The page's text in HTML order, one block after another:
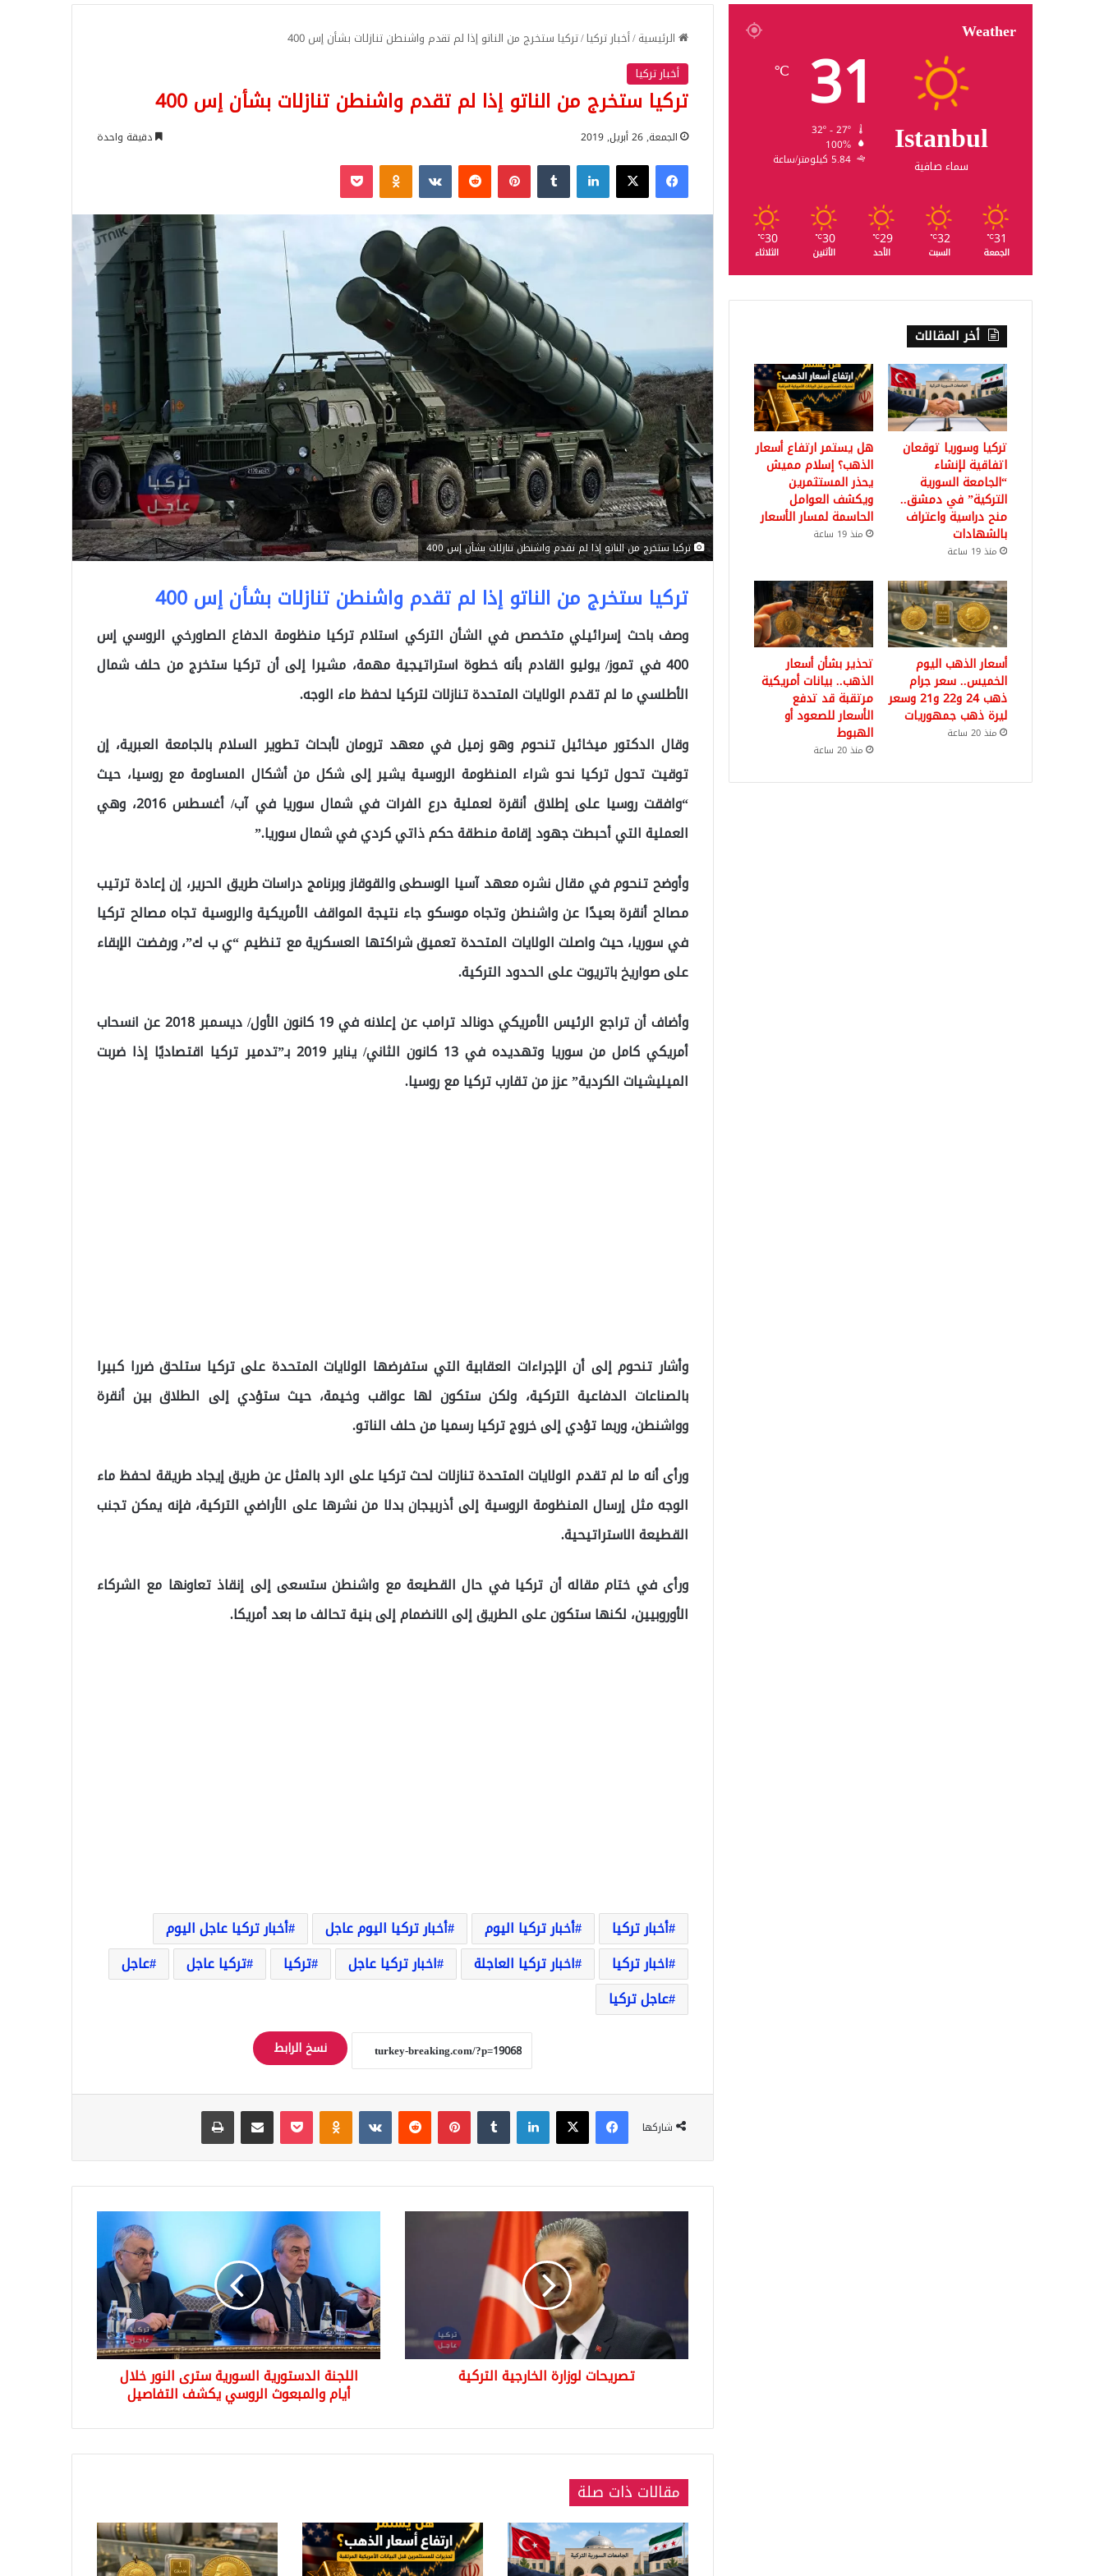
الرئيسية/أخبار تركيا/تركيا ستخرج من الناتو إذا لم تقدم واشنطن تنازلات بشأن إس 400
أخبار تركيا
تركيا ستخرج من الناتو إذا لم تقدم واشنطن تنازلات بشأن إس 400
الجمعة, 26 أبريل, 2019 دقيقة واحدة
فيسبوك‫X لينكدإن بينتيريست Odnoklassniki
‫Pocket
تركيا ستخرج من الناتو إذا لم تقدم واشنطن تنازلات بشأن إس 400
تركيا ستخرج من الناتو إذا لم تقدم واشنطن تنازلات بشأن إس 400
وصف باحث إسرائيلي متخصص في الشأن التركي استلام تركيا منظومة الدفاع الصاورخي الروسي إس
400 في تموز/ يوليو القادم بأنه خطوة استراتيجية مهمة، مشيرا إلى أن تركيا ستخرج من حلف شمال
الأطلسي ما لم تقدم الولايات المتحدة تنازلات لتركيا لحفظ ماء الوجه.
وقال الدكتور ميخائيل تنحوم وهو زميل في معهد ترومان لأبحاث تطوير السلام بالجامعة العبرية، إن
توقيت تحول تركيا نحو شراء المنظومة الروسية يشير إلى شكل من أشكال المساومة مع روسيا، حيث
“وافقت روسيا على إطلاق أنقرة لعملية درع الفرات في شمال سوريا في آب/ أغسطس 2016، وهي
العملية التي أحبطت جهود إقامة منطقة حكم ذاتي كردي في شمال سوريا.”
وأوضح تنحوم في مقال نشره معهد آسيا الوسطى والقوقاز وبرنامج دراسات طريق الحرير، إن إعادة ترتيب
مصالح أنقرة بعيدًا عن واشنطن وتجاه موسكو جاء نتيجة المواقف الأمريكية والروسية تجاه مصالح تركيا
في سوريا، حيث واصلت الولايات المتحدة تعميق شراكتها العسكرية مع تنظيم “ي ب ك”، ورفضت الإبقاء
على صواريخ باتريوت على الحدود التركية.
وأضاف أن تراجع الرئيس الأمريكي دونالد ترامب عن إعلانه في 19 كانون الأول/ ديسمبر 2018 عن انسحاب
أمريكي كامل من سوريا وتهديده في 13 كانون الثاني/ يناير 2019 بـ”تدمير تركيا اقتصاديًا إذا ضربت
الميليشيات الكردية” عزز من تقارب تركيا مع روسيا.
وأشار تنحوم إلى أن الإجراءات العقابية التي ستفرضها الولايات المتحدة على تركيا ستلحق ضررا كبيرا
بالصناعات الدفاعية التركية، ولكن ستكون لها عواقب وخيمة، حيث ستؤدي إلى الطلاق بين أنقرة
وواشنطن، وربما تؤدي إلى خروج تركيا رسميا من حلف الناتو.
ورأى أنه ما لم تقدم الولايات المتحدة تنازلات لحث تركيا على الرد بالمثل عن طريق إيجاد طريقة لحفظ ماء
الوجه مثل إرسال المنظومة الروسية إلى أذربيجان بدلا من نشرها على الأراضي التركية، فإنه يمكن تجنب
القطيعة الاستراتيحية.
ورأى في ختام مقاله أن تركيا في حال القطيعة مع واشنطن ستسعى إلى إنقاذ تعاونها مع الشركاء
الأوروبيين، لكنها ستكون على الطريق إلى الانضمام إلى بنية تحالف ما بعد أمريكا.
أخبار تركيا أخبار تركيا اليوم أخبار تركيا اليوم عاجل
أخبار تركيا عاجل اليوم
اخبار تركيا
اخبار تركيا العاجلة اخبار تركيا عاجل تركيا تركيا عاجل
عاجل
عاجل تركيا
نسخ الرابط
شاركها
فيسبوك‫X لينكدإن بينتيريست Odnoklassniki
‫Pocket مشاركة عبر البريد طباعة
تصريحات
التركية
تصريحات لوزارة الخارجية التركية
النور
خلال
أيام
والمبعوث
الروسي
يكشف
التفاصيل
اللجنة الدستورية السورية سترى النور خلال
أيام والمبعوث الروسي يكشف التفاصيل
مقالات ذات صلة
Weather
Istanbul
سماء صافية
31
℃
100%
5.84 كيلومتر/ساعة
31
℃
الجمعة
32
℃
السبت
29
℃
الأحد
30
℃
الأثنين
30
℃
الثلاثاء
أخر المقالات
تركيا وسوريا توقعان
اتفاقية لإنشاء
“الجامعة السورية
التركية” في دمشق..
منح دراسية واعتراف
بالشهادات
منذ 19 ساعة
هل يستمر ارتفاع أسعار
الذهب؟ إسلام مميش
يحذر المستثمرين
ويكشف العوامل
الحاسمة لمسار الأسعار
منذ 19 ساعة
أسعار الذهب اليوم
الخميس.. سعر جرام
ذهب 24 و22 و21 وسعر
ليرة ذهب جمهوريات
منذ 20 ساعة
تحذير بشأن أسعار
الذهب.. بيانات أمريكية
مرتقبة قد تدفع
الأسعار للصعود أو
الهبوط
منذ 20 ساعة